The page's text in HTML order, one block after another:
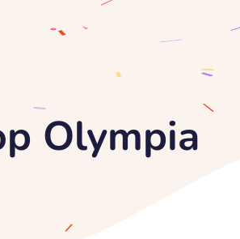
Olympia